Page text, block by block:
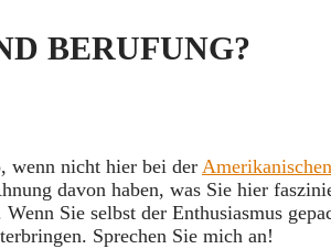
BERUFUNG?
wenn nicht hier bei der
davon haben, was Sie hier
Sie selbst der Enthusiasmus
Sprechen Sie mich an!